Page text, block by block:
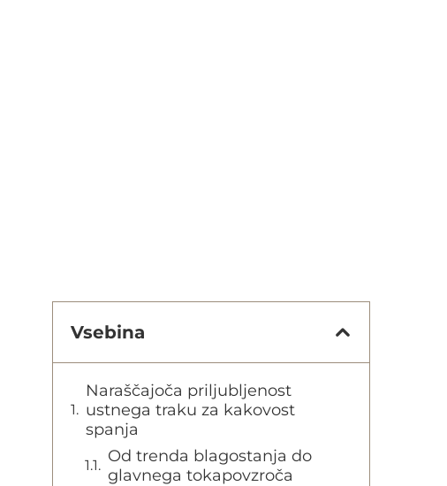
Vsebina
Naraščajoča priljubljenost
ustnega traku za kakovost
spanja
Od trenda blagostanja do
glavnega tokapovzroča